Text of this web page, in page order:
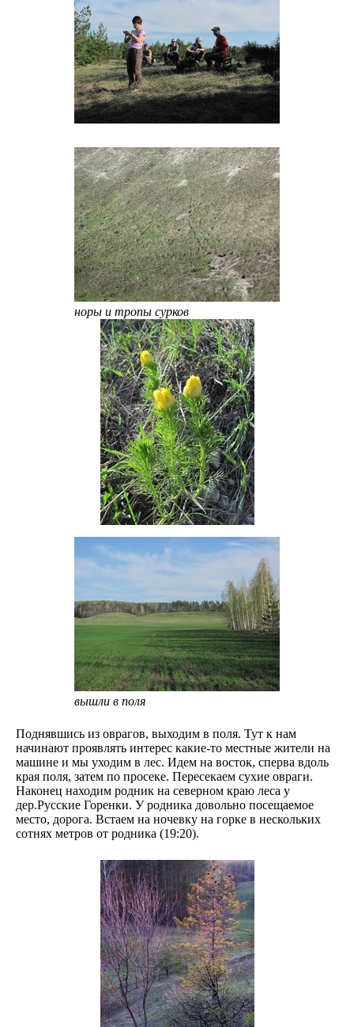
норы и тропы сурков
вышли в поля
Поднявшись из оврагов, выходим в поля. Тут к нам
начинают проявлять интерес какие-то местные жители на
машине и мы уходим в лес. Идем на восток, сперва вдоль
края поля, затем по просеке. Пересекаем сухие овраги.
Наконец находим родник на северном краю леса у
дер.Русские Горенки. У родника довольно посещаемое
место, дорога. Встаем на ночевку на горке в нескольких
сотнях метров от родника (19:20).